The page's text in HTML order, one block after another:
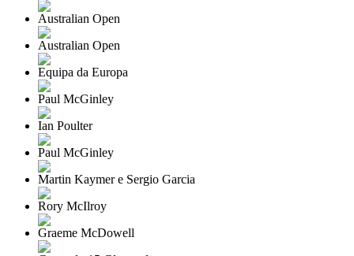
Australian Open
Australian Open
Equipa da Europa
Paul McGinley
Ian Poulter
Paul McGinley
Martin Kaymer e Sergio Garcia
Rory McIlroy
Graeme McDowell